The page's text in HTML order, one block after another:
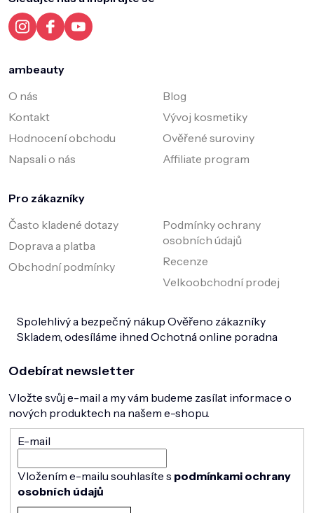
ambeauty
O nás
Kontakt
Hodnocení obchodu
Napsali o nás
Blog
Vývoj kosmetiky
Ověřené suroviny
Affiliate program
Pro zákazníky
Často kladené dotazy
Doprava a platba
Obchodní podmínky
Podmínky ochrany
osobních údajů
Recenze
Velkoobchodní prodej
Spolehlivý a bezpečný nákup Ověřeno zákazníky
Skladem, odesíláme ihned Ochotná online poradna
Odebírat newsletter
Vložte svůj e-mail a my vám budeme zasílat informace o
nových produktech na našem e-shopu.
E-mail
Vložením e-mailu souhlasíte s podmínkami ochrany
osobních údajů